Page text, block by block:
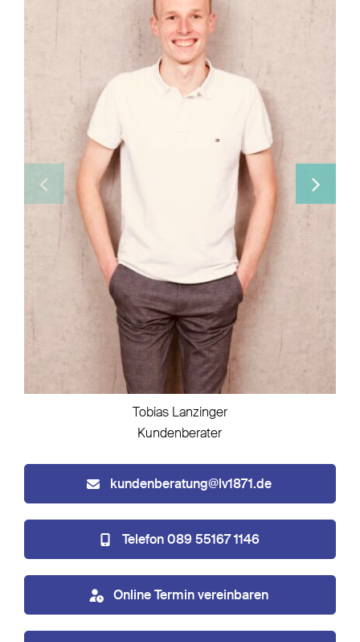
Tobias Lanzinger
Kundenberater
kundenberatung@lv1871.de
Telefon 089 55167 1146
Online Termin vereinbaren